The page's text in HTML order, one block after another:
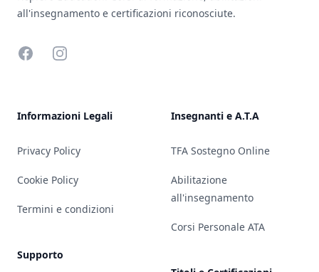
all'insegnamento e certificazioni riconosciute.
FacebookInstagram
Informazioni Legali
Privacy Policy
Cookie Policy
Termini e condizioni
Supporto
Insegnanti e A.T.A
TFA Sostegno Online
Abilitazione
all'insegnamento
Corsi Personale ATA